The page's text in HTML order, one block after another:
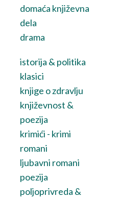
domaća književna
dela
drama
istorija & politika
klasici
knjige o zdravlju
književnost &
poezija
krimići - krimi
romani
ljubavni romani
poezija
poljoprivreda &